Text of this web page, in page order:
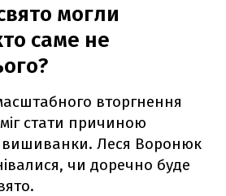
могли
саме не
вторгнення
міг стати причиною
вишиванки. Леся Воронюк
чи доречно буде